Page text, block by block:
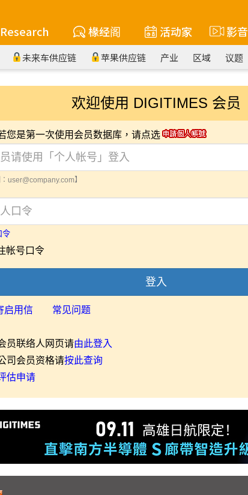
Research 椽经阁 活动家 影音
未来车供应链 苹果供应链 产业 区域 议题
欢迎使用 DIGITIMES 会员
您是第一次使用会员数据库，请点选
：user@company.com】
令
帐号口令
登入
启用信 常见问题
员联络人网页请由此登入
司会员资格请按此查询
估申请